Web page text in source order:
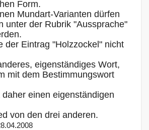
Form.
Mundart-Varianten dürfen
unter der Rubrik "Aussprache"
der Eintrag "Holzzockel" nicht
eigenständiges Wort,
mit dem Bestimmungswort
einen eigenständigen
von den drei anderen.